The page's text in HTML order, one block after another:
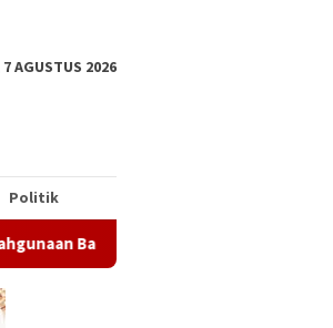
AGUSTUS 2026
Politik
Rahina Tumpek Krulut, Pemkab Bangli